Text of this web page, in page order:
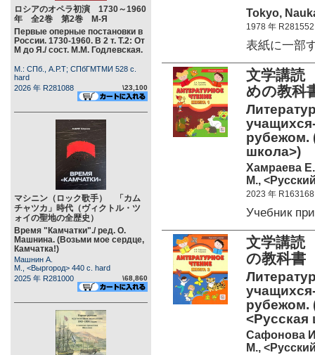
ロシアのオペラ初演 1730～1960
年 全2巻 第2巻 М-Я
Первые оперные постановки в
России. 1730-1960. В 2 т. Т.2: От
М до Я./ сост. М.М. Годлевская.
М.: СПб., А.Р.Т; СПбГМТМИ 528 c.
hard
2026 年 R281088
\23,100
マシニン（ロック歌手） 「カム
チャツカ」時代（ヴィクトル・ツ
ォイの聖地の全歴史）
Время "Камчатки"./ ред. О.
Машнина. (Возьми мое сердце,
Камчатка!)
Машнин А.
М., <Выргород> 440 c. hard
2025 年 R281000
\68,860
Tokyo,
1978 年 R281552
表紙に一部
文学講読
めの教科
рубежом.
школа>)
Хамраева
М.,
2023 年 R163168
Учебник
文学講読
の教科書
рубежом.
<Русская
Сафонова
М.,